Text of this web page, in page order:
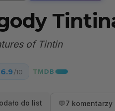
of Tintin
6.9 /10
do list 💬7 komentarzy